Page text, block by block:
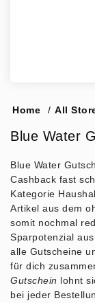
Home / All
Blue Water
Blue Water
Cashback fast
Kategorie
Artikel aus dem
somit nochmal
Sparpotenzial
alle Gutscheine
für dich
Gutschein lohnt
bei jeder